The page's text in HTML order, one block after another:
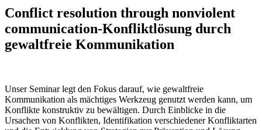
Conflict resolution through nonviolent
communication-Konfliktlösung durch
gewaltfreie Kommunikation
Unser Seminar legt den Fokus darauf, wie gewaltfreie
Kommunikation als mächtiges Werkzeug genutzt werden kann, um
Konflikte konstruktiv zu bewältigen. Durch Einblicke in die
Ursachen von Konflikten, Identifikation verschiedener Konfliktarten